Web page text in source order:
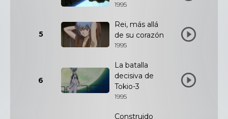
1995
5
Rei, más allá
de su corazón
1995
6
La batalla
decisiva de
Tokio-3
1995
Construido